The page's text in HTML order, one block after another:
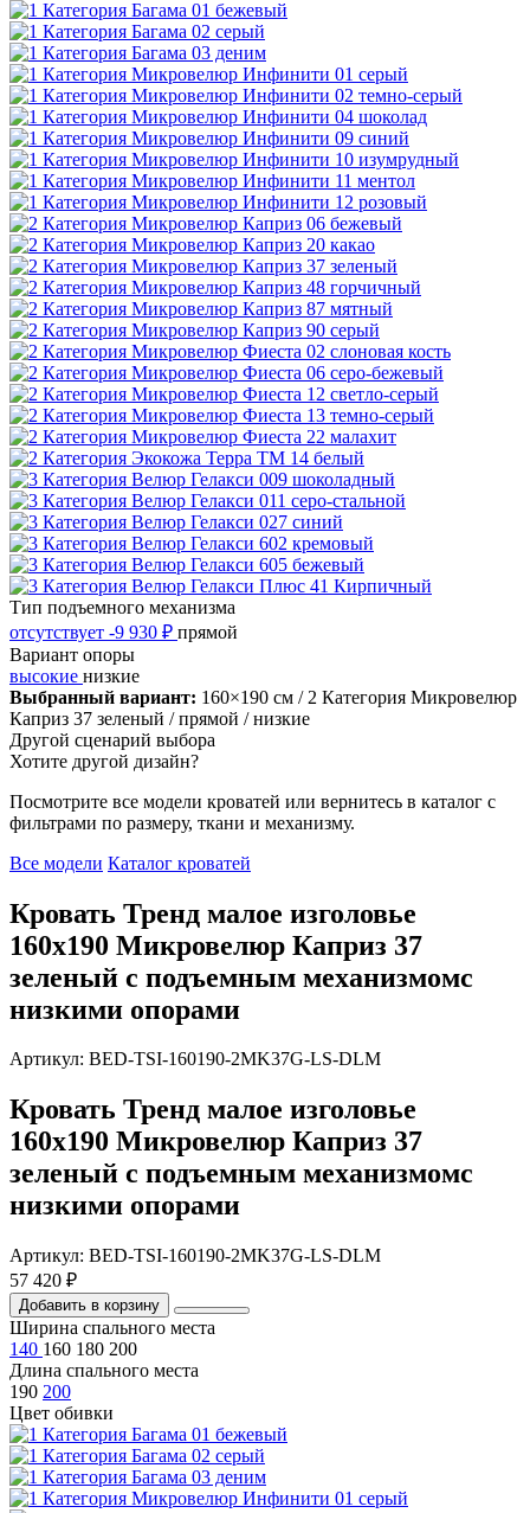
Тип подъемного механизма
отсутствует -9 930 ₽ прямой
Вариант опоры
высокие низкие
Выбранный вариант: 160×190 см / 2 Категория Микровелюр
Каприз 37 зеленый / прямой / низкие
Другой сценарий выбора
Хотите другой дизайн?
Посмотрите все модели кроватей или вернитесь в каталог с
фильтрами по размеру, ткани и механизму.
Все модели Каталог кроватей
Кровать Тренд малое изголовье
160х190 Микровелюр Каприз 37
зеленый с подъемным механизмомс
низкими опорами
Артикул: BED-TSI-160190-2MK37G-LS-DLM
Кровать Тренд малое изголовье
160х190 Микровелюр Каприз 37
зеленый с подъемным механизмомс
низкими опорами
Артикул: BED-TSI-160190-2MK37G-LS-DLM
57 420 ₽
Добавить в корзину
Ширина спального места
140 160 180 200
Длина спального места
190 200
Цвет обивки